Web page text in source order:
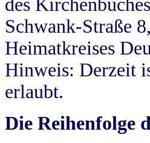
des
Schwank-Straße
Heimatkreises
Hinweis: Derzeit
erlaubt.
Die Reihenfolge